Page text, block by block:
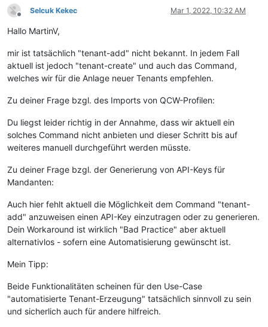
Offline
Selcuk Kekec Mar 1, 2022, 10:32 AM
Hallo MartinV,
mir ist tatsächlich "tenant-add" nicht bekannt. In jedem Fall
aktuell ist jedoch "tenant-create" und auch das Command,
welches wir für die Anlage neuer Tenants empfehlen.
Zu deiner Frage bzgl. des Imports von QCW-Profilen:
Du liegst leider richtig in der Annahme, dass wir aktuell ein
solches Command nicht anbieten und dieser Schritt bis auf
weiteres manuell durchgeführt werden müsste.
Zu deiner Frage bzgl. der Generierung von API-Keys für
Mandanten:
Auch hier fehlt aktuell die Möglichkeit dem Command "tenant-
add" anzuweisen einen API-Key einzutragen oder zu generieren.
Dein Workaround ist wirklich "Bad Practice" aber aktuell
alternativlos - sofern eine Automatisierung gewünscht ist.
Mein Tipp:
Beide Funktionalitäten scheinen für den Use-Case
"automatisierte Tenant-Erzeugung" tatsächlich sinnvoll zu sein
und sicherlich auch für andere hilfreich.